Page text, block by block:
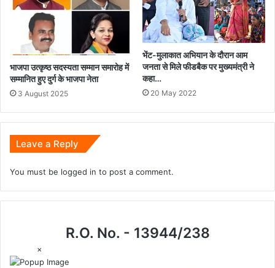
भाजपा उत्कृष्ठ सदस्यता सम्मान समारोह में
सम्मानित हुए दुर्ग के भाजपा नेता
3 August 2025
भेंट-मुलाकात अभियान के दौरान आम
जनता से मिले फीडबैक पर मुख्यमंत्री ने
कहा…
20 May 2022
Leave a Reply
You must be logged in to post a comment.
R.O. No. - 13944/238
×